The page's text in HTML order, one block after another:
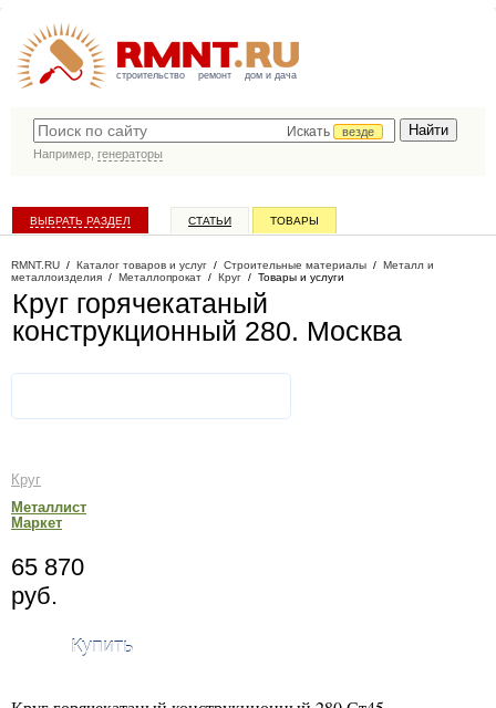
строительство ремонт дом и дача
Искать
везде
Например, генераторы
ВЫБРАТЬ РАЗДЕЛ СТАТЬИ ТОВАРЫ
RMNT.RU / Каталог товаров и услуг / Строительные материалы / Металл и
металлоизделия / Металлопрокат / Круг / Товары и услуги
Круг горячекатаный
конструкционный 280. Москва
Круг
Металлист
Маркет
65 870
руб.
Купить